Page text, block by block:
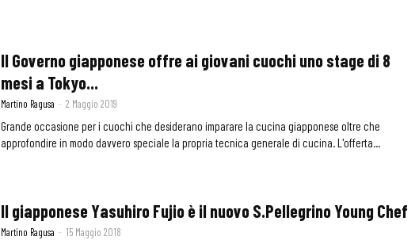
Il Governo giapponese offre ai giovani cuochi uno stage di 8
mesi a Tokyo...
Martino Ragusa - 2 Maggio 2019
Grande occasione per i cuochi che desiderano imparare la cucina giapponese oltre che
approfondire in modo davvero speciale la propria tecnica generale di cucina. L'offerta...
Il giapponese Yasuhiro Fujio è il nuovo S.Pellegrino Young Chef
Martino Ragusa - 15 Maggio 2018